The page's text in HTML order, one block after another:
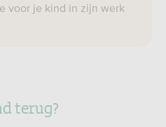
voor je kind in zijn werk
terug?